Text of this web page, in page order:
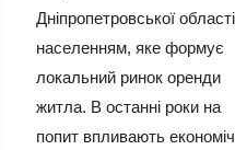
Дніпропетровської
населенням, яке формує
локальний ринок оренди
житла. В останні роки на
попит впливають